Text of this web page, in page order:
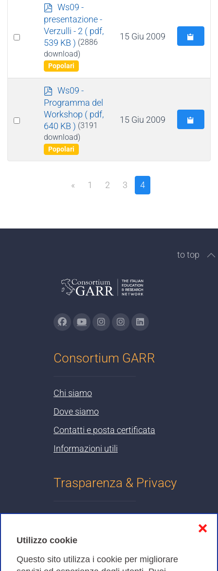
Utilizzo cookie
Questo sito utilizza i cookie per migliorare
❌
Select
p
d
f
Ws09 -
presentazione -
Verzulli - 2 ( pdf,
539 KB ) (2886
download)
Popolari
15 Giu 2009
Select
p
d
f
Ws09 -
Programma del
Workshop ( pdf,
640 KB ) (3191
download)
Popolari
15 Giu 2009
« 1 2 3 4
to top
Consortium GARR
Chi siamo
Dove siamo
Contatti e posta certificata
Informazioni utili
Trasparenza & Privacy
Cookies Policy
Amministrazione trasparente